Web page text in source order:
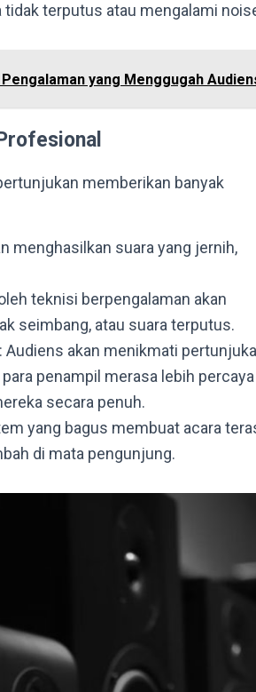
terputus atau mengalami
yang Menggugah
memberikan banyak
menghasilkan suara yang jernih,
teknisi berpengalaman akan
seimbang, atau suara terputus.
akan menikmati
penampil merasa lebih
secara penuh.
yang bagus membuat acara
di mata pengunjung.